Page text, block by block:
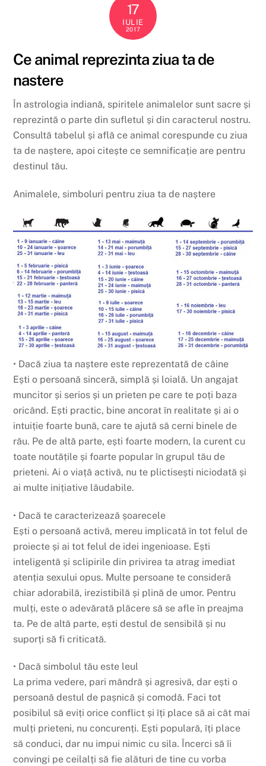
17
IULIE
2017
Ce animal reprezinta ziua ta de
nastere
În astrologia indiană, spiritele animalelor sunt sacre și
reprezintă o parte din sufletul și din caracterul nostru.
Consultă tabelul și află ce animal corespunde cu ziua
ta de naștere, apoi citește ce semnificație are pentru
destinul tău.
Animalele, simboluri pentru ziua ta de naștere
• Dacă ziua ta naștere este reprezentată de câine
Ești o persoană sinceră, simplă și loială. Un angajat
muncitor și serios și un prieten pe care te poți baza
oricând. Ești practic, bine ancorat în realitate și ai o
intuiție foarte bună, care te ajută să cerni binele de
rău. Pe de altă parte, ești foarte modern, la curent cu
toate noutățile și foarte popular în grupul tău de
prieteni. Ai o viață activă, nu te plictisești niciodată și
ai multe inițiative lăudabile.
• Dacă te caracterizează șoarecele
Ești o persoană activă, mereu implicată în tot felul de
proiecte și ai tot felul de idei ingenioase. Ești
inteligentă și sclipirile din privirea ta atrag imediat
atenția sexului opus. Multe persoane te consideră
chiar adorabilă, irezistibilă și plină de umor. Pentru
mulți, este o adevărată plăcere să se afle în preajma
ta. Pe de altă parte, ești destul de sensibilă și nu
suporți să fi criticată.
• Dacă simbolul tău este leul
La prima vedere, pari mândră și agresivă, dar ești o
persoană destul de pașnică și comodă. Faci tot
posibilul să eviți orice conflict și îți place să ai cât mai
mulți prieteni, nu concurenți. Ești populară, îți place
să conduci, dar nu impui nimic cu sila. Încerci să îi
convingi pe ceilalți să fie alături de tine cu vorba